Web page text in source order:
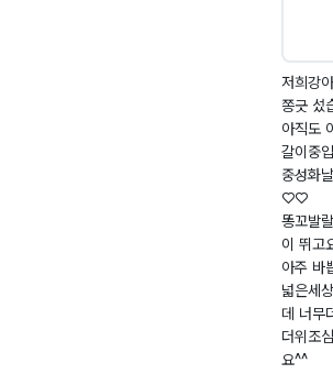
저희강
쫑긋 섰
아직도
갈이중
중성화
♡♡
똥꼬발
이 뛰고
아주 바
넓은세
데 너무
더위조
요^^